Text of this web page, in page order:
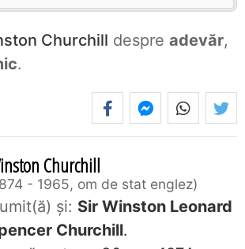
Churchill despre adevăr,
.
Churchill
- 1965, om de stat englez
și: Sir Winston Leonard
Churchill.